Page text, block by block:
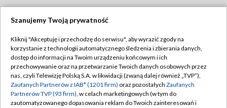
TVP
Abonament TVP
Emisja w TVP
Centrum informacji TVP
Regulamin TVP
Polityka prywatności
Moje zgody
Szanujemy Twoją prywatność
Kliknij "Akceptuję i przechodzę do serwisu", aby wyrazić zgody na
korzystanie z technologii automatycznego śledzenia i zbierania danych,
dostęp do informacji na Twoim urządzeniu końcowym i ich
przechowywanie oraz na przetwarzanie Twoich danych osobowych przez
nas, czyli Telewizję Polską S.A. w likwidacji (zwaną dalej również „TVP”),
Zaufanych Partnerów z IAB* (1201 firm) oraz pozostałych Zaufanych
Partnerów TVP (93 firm), w celach marketingowych (w tym do
zautomatyzowanego dopasowania reklam do Twoich zainteresowań i